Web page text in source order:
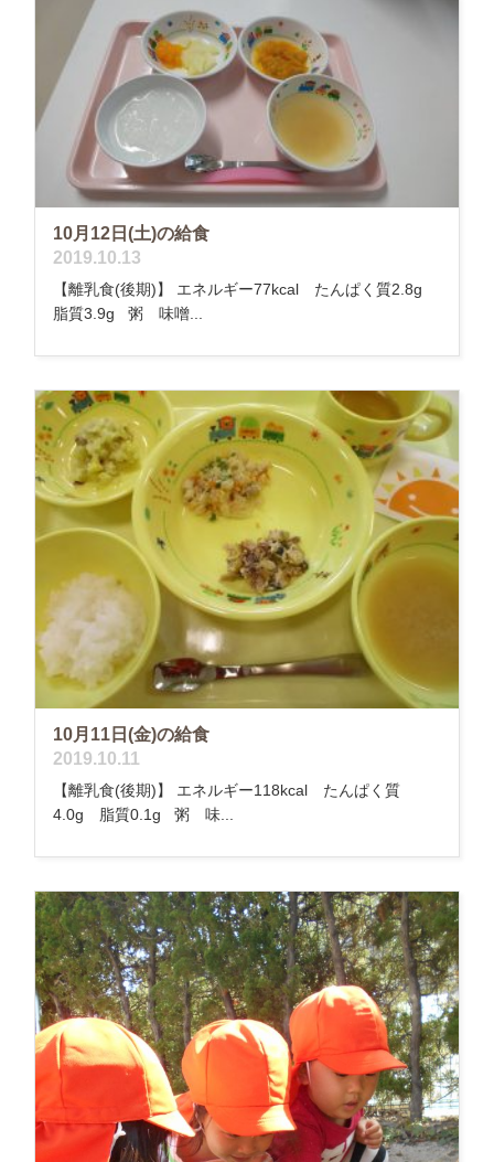
10月12日(土)の給食
2019.10.13
【離乳食(後期)】 エネルギー77kcal たんぱく質2.8g
脂質3.9g 粥 味噌...
10月11日(金)の給食
2019.10.11
【離乳食(後期)】 エネルギー118kcal たんぱく質
4.0g 脂質0.1g 粥 味...